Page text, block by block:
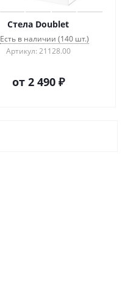
Стела Doublet
Есть в наличии (140 шт.)
Артикул: 21128.00
от 2 490 ₽